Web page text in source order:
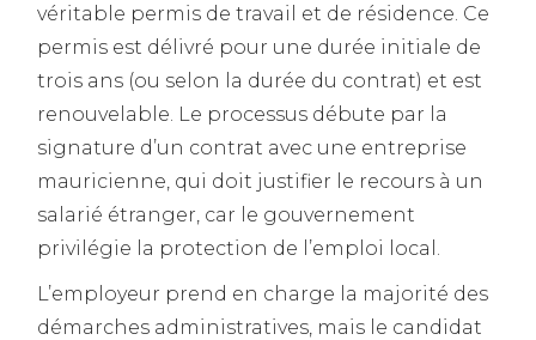
véritable permis de travail et de résidence. Ce
permis est délivré pour une durée initiale de
trois ans (ou selon la durée du contrat) et est
renouvelable. Le processus débute par la
signature d’un contrat avec une entreprise
mauricienne, qui doit justifier le recours à un
salarié étranger, car le gouvernement
privilégie la protection de l’emploi local.
L’employeur prend en charge la majorité des
démarches administratives, mais le candidat